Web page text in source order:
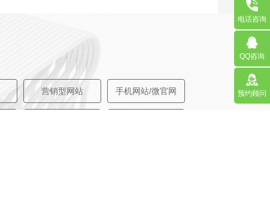
营销型网站 手机网站/微官网
电话咨询
QQ咨询
预约顾问